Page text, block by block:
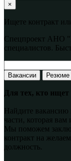
×
Ищете контракт
Спецпроект АНО
специалистов.
Вакансии Резюме
Для тех, кто ищет
Найдите вакансию
части, которая вам
Мы поможем
контракт на
должность.